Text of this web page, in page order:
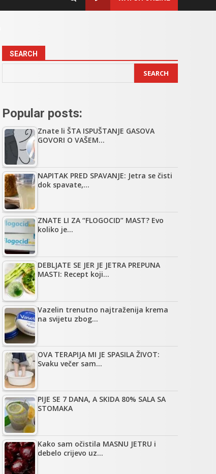
SEARCH
SEARCH
Popular posts:
Znate li ŠTA ISPUŠTANJE GASOVA
GOVORI O VAŠEM…
NAPITAK PRED SPAVANJE: Jetra se čisti
dok spavate,…
ZNATE LI ZA “FLOGOCID” MAST? Evo
koliko je…
DEBLJATE SE JER JE JETRA PREPUNA
MASTI: Recept koji…
Vazelin trenutno najtraženija krema
na svijetu zbog…
OVA TERAPIJA MI JE SPASILA ŽIVOT:
Svaku večer sam…
PIJE SE 7 DANA, A SKIDA 80% SALA SA
STOMAKA
Kako sam očistila MASNU JETRU i
debelo crijevo uz…